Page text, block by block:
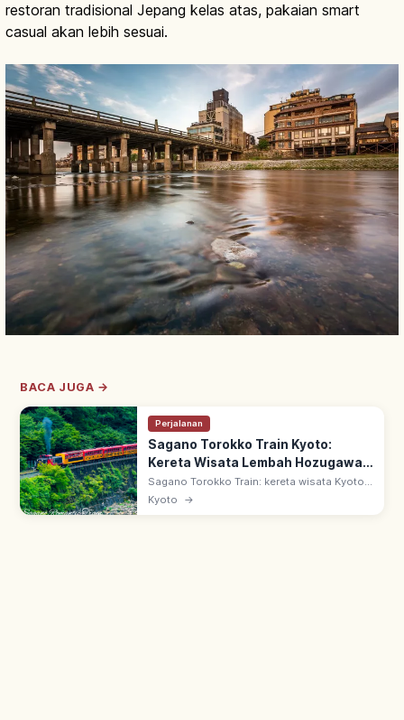
restoran tradisional Jepang kelas atas, pakaian smart
casual akan lebih sesuai.
BACA JUGA →
Perjalanan
Sagano Torokko Train Kyoto:
Kereta Wisata Lembah Hozugawa,
Tips Berkunjung
Sagano Torokko Train: kereta wisata Kyoto
7,3 km dari Stasiun Torokko Saga ke
Kameoka. Sejak 1991 di bekas jalur JR Sanin
Kyoto →